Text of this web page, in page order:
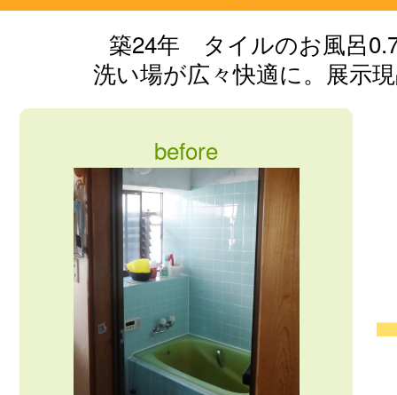
築24年 タイルのお風呂
洗い場が広々快適に。展示
before